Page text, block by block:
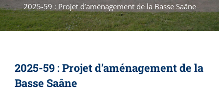
2025-59 : Projet d’aménagement de la Basse Saâne
2025-59 : Projet d’aménagement de la
Basse Saâne